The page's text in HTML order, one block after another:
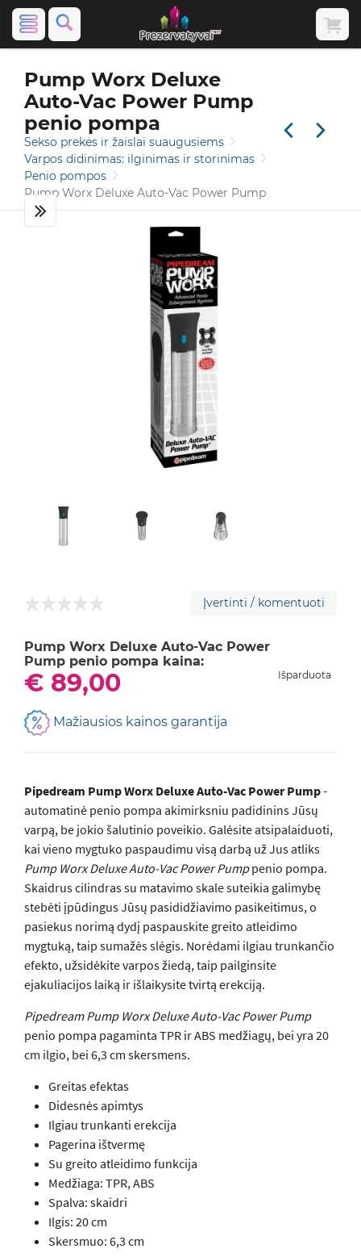
Pump Worx Deluxe
Auto-Vac Power Pump
penio pompa
Sekso prekės ir žaislai suaugusiems
Varpos didinimas: ilginimas ir storinimas
Penio pompos
Pump Worx Deluxe Auto-Vac Power Pump
Įvertinti / komentuoti
Pump Worx Deluxe Auto-Vac Power
Pump penio pompa kaina:
€ 89,00 Išparduota
Mažiausios kainos garantija
Pipedream Pump Worx Deluxe Auto-Vac Power Pump-
automatinė penio pompa akimirksniu padidinins Jūsų
varpą, be jokio šalutinio poveikio. Galėsite atsipalaiduoti,
kai vieno mygtuko paspaudimu visą darbą už Jus atliks
Pump Worx Deluxe Auto-Vac Power Pumppenio pompa.
Skaidrus cilindras su matavimo skale suteikia galimybę
stebėti įpūdingus Jūsų pasididžiavimo pasikeitimus, o
pasiekus norimą dydį paspauskite greito atleidimo
mygtuką, taip sumažės slėgis. Norėdami ilgiau trunkančio
efekto, užsidėkite varpos žiedą, taip pailginsite
ejakuliacijos laiką ir išlaikysite tvirtą erekciją.
Pipedream Pump Worx Deluxe Auto-Vac Power Pump
penio pompa pagaminta TPR ir ABS medžiagų, bei yra 20
cm ilgio, bei 6,3 cm skersmens.
Greitas efektas
Didesnės apimtys
Ilgiau trunkanti erekcija
Pagerina ištvermę
Su greito atleidimo funkcija
Medžiaga: TPR, ABS
Spalva: skaidri
Ilgis: 20 cm
Skersmuo: 6,3 cm
Video apie prekę